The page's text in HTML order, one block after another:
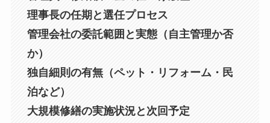
理事長の任期と選任プロセス
管理会社の委託範囲と実態（自主管理か否
か）
独自細則の有無（ペット・リフォーム・民
泊など）
大規模修繕の実施状況と次回予定